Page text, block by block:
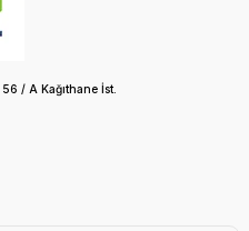
/ A Kağıthane İst.